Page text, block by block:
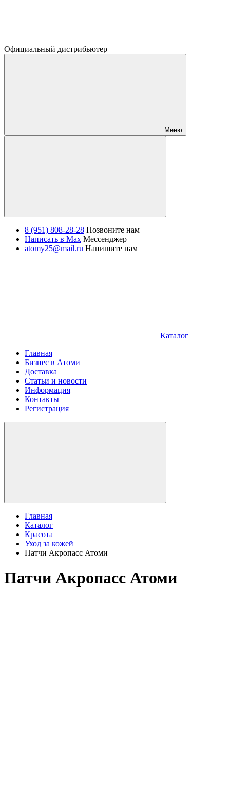
Официальный дистрибьютер
Меню
8 (951) 808-28-28 Позвоните нам
Написать в Max Мессенджер
atomy25@mail.ru Напишите нам
Каталог
Главная
Бизнес в Атоми
Доставка
Статьи и новости
Информация
Контакты
Регистрация
Главная
Каталог
Красота
Уход за кожей
Патчи Акропасс Атоми
Патчи Акропасс Атоми